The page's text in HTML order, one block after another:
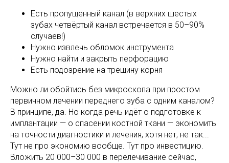
Есть пропущенный канал (в верхних шестых
зубах четвёртый канал встречается в 50–90%
случаев!)
Нужно извлечь обломок инструмента
Нужно найти и закрыть перфорацию
Есть подозрение на трещину корня
Можно ли обойтись без микроскопа при простом
первичном лечении переднего зуба с одним каналом?
В принципе, да. Но когда речь идёт о подготовке к
имплантации — о спасении костной ткани — экономить
на точности диагностики и лечения, хотя нет, не так...
Тут не про экономию вообще. Тут про инвестицию.
Вложить 20 000–30 000 в перелечивание сейчас,